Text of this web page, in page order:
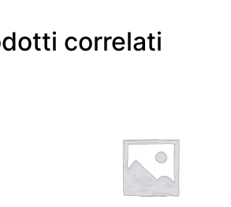
correlati